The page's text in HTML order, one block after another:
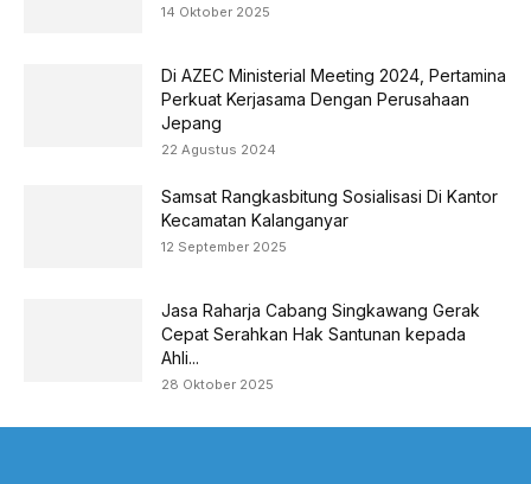
14 Oktober 2025
Di AZEC Ministerial Meeting 2024, Pertamina
Perkuat Kerjasama Dengan Perusahaan
Jepang
22 Agustus 2024
Samsat Rangkasbitung Sosialisasi Di Kantor
Kecamatan Kalanganyar
12 September 2025
Jasa Raharja Cabang Singkawang Gerak
Cepat Serahkan Hak Santunan kepada
Ahli...
28 Oktober 2025